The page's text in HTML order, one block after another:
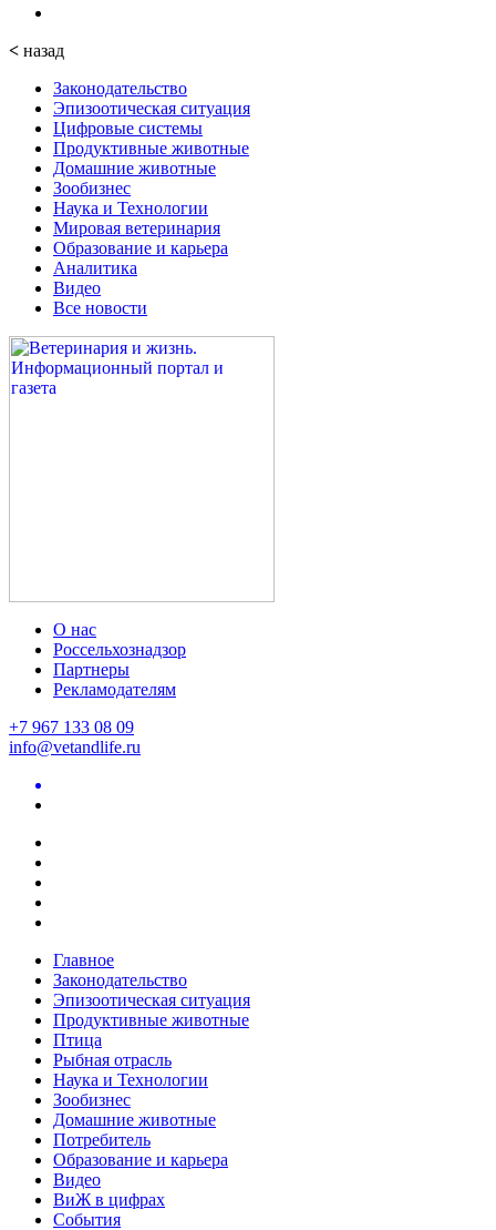
< назад
Законодательство
Эпизоотическая ситуация
Цифровые системы
Продуктивные животные
Домашние животные
Зообизнес
Наука и Технологии
Мировая ветеринария
Образование и карьера
Аналитика
Видео
Все новости
О нас
Россельхознадзор
Партнеры
Рекламодателям
+7 967 133 08 09
info@vetandlife.ru
Главное
Законодательство
Эпизоотическая ситуация
Продуктивные животные
Птица
Рыбная отрасль
Наука и Технологии
Зообизнес
Домашние животные
Потребитель
Образование и карьера
Видео
ВиЖ в цифрах
События